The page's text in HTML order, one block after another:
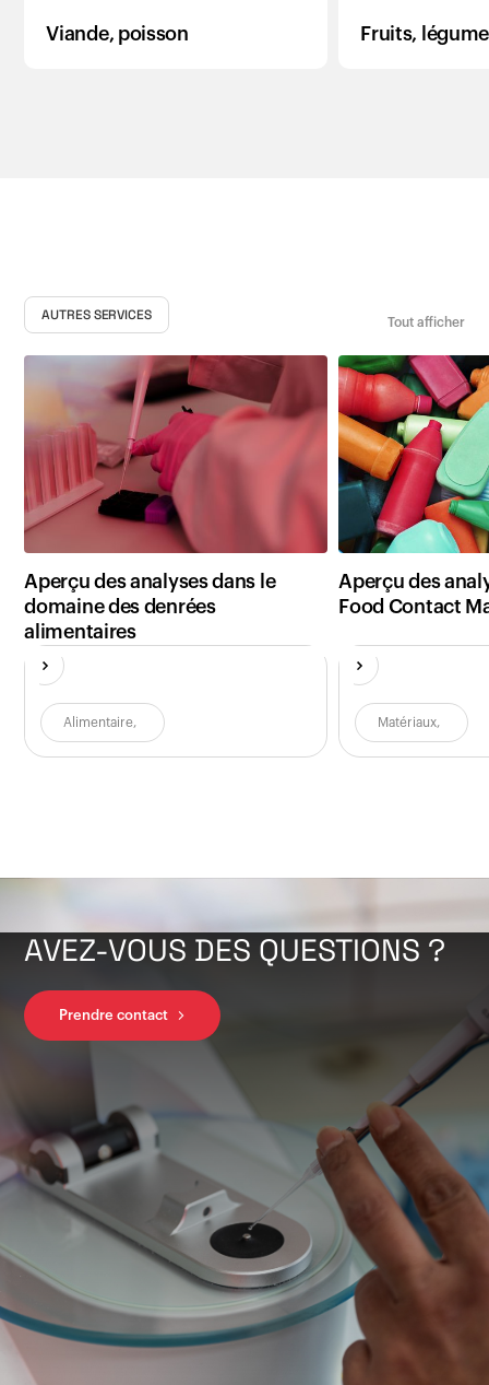
Viande, poisson Fruits,
AUTRES SERVICES Tout afficher
Aperçu des analyses dans le
domaine des denrées
alimentaires
Alimentaire,
Aperçu des
Food Contact
Matériaux,
AVEZ-VOUS DES QUESTIONS ?
Prendre contact